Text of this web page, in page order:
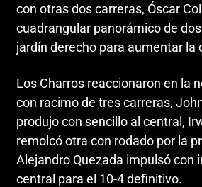
con otras dos carreras, Óscar
cuadrangular panorámico de
jardín derecho para aumentar la
Los Charros reaccionaron en la
con racimo de tres carreras,
produjo con sencillo al central,
remolcó otra con rodado por la
Alejandro Quezada impulsó con
central para el 10-4 definitivo.